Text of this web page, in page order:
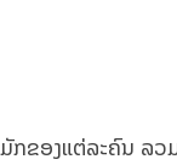
ອງແຕ່ລະຄົນ ລວມ